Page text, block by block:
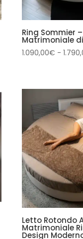
Ring Sommier
Matrimoniale
1.090,00€ -
Letto Rotondo
Matrimoniale
Design